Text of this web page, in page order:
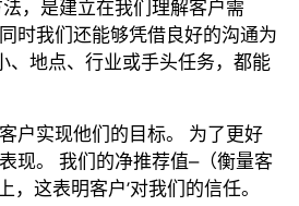
，是建立在我们理解客户需
时我们还能够凭借良好的沟通为
、地点、行业或手头任务，都能
户实现他们的目标。 为了更好
现。 我们的净推荐值–（衡量客
这表明客户’对我们的信任。